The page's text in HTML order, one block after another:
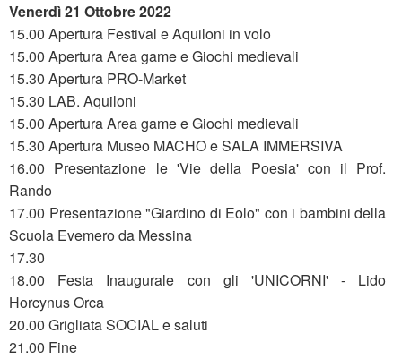
Venerdì 21 Ottobre 2022
15.00 Apertura Festival e Aquiloni in volo
15.00 Apertura Area game e Giochi medievali
15.30 Apertura PRO-Market
15.30 LAB. Aquiloni
15.00 Apertura Area game e Giochi medievali
15.30 Apertura Museo MACHO e SALA IMMERSIVA
16.00 Presentazione le 'Vie della Poesia' con il Prof.
Rando
17.00 Presentazione "Giardino di Eolo" con i bambini della
Scuola Evemero da Messina
17.30
18.00 Festa Inaugurale con gli 'UNICORNI' - Lido
Horcynus Orca
20.00 Grigliata SOCIAL e saluti
21.00 Fine